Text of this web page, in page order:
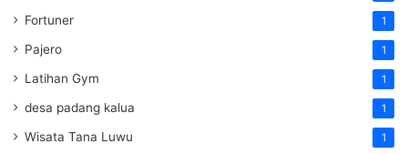
Fortuner 1
Pajero 1
Latihan Gym 1
desa padang kalua 1
Wisata Tana Luwu 1